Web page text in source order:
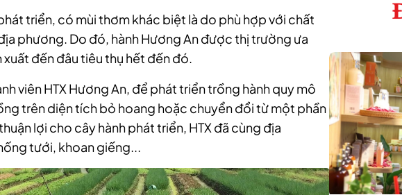
triển, có mùi thơm khác biệt là do phù hợp với chất
phương. Do đó, hành Hương An được thị trường ưa
đến đâu tiêu thụ hết đến đó.
viên HTX Hương An, để phát triển trồng hành quy mô
trên diện tích bỏ hoang hoặc chuyển đổi từ một phần
lợi cho cây hành phát triển, HTX đã cùng địa
tưới, khoan giếng...